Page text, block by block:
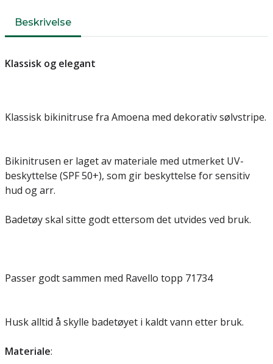
Beskrivelse
Klassisk og elegant
Klassisk bikinitruse fra Amoena med dekorativ sølvstripe.
Bikinitrusen er laget av materiale med utmerket UV-
beskyttelse (SPF 50+), som gir beskyttelse for sensitiv
hud og arr.
Badetøy skal sitte godt ettersom det utvides ved bruk.
Passer godt sammen med Ravello topp 71734
Husk alltid å skylle badetøyet i kaldt vann etter bruk.
Materiale: